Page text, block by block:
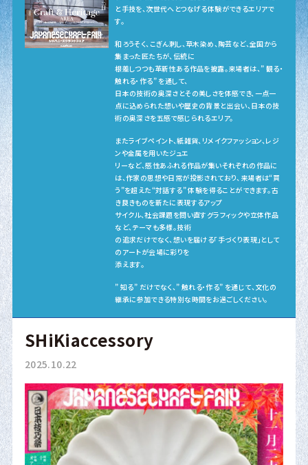
と手技を、次世代へとつなげる体験ができるエリアで
す。
和ろうそく、こぎん刺し、草木染め、陶芸など、全国から
集まった匠たちが、伝統に
根差しつつも革新性ある作品を披露。来場者は、” 観る・
触れる・作る” を通して、
日本の技術の奥深さとその美しさを体感でき、一点一
点に込められた想いや歴史の背景と出会い、日本の技
術の奥深さを五感で感じられるエリア。
またライブペイント、紙雑貨、リメイクファッション、レジ
ンや金属を用いたジュエ
リーなど、感性あふれる作品が集いそれぞれの作品に
は、作家の思想や日常が投影されており、来場者は“買
う”を超えた“対話する” 体験を得ることができます。古
き良きものを新たに表現するアップ
サイクル、社会課題を問い直すグラフィックや立体作品
など、テーマも多様。技術
の追求だけでなく、想いを届ける「手づくり表現」として
のアートが会場に彩りを
添えます。
” 知る” だけでなく、” 触れる・作る” を通じて、文化の
継承に参加できる特別な時間をお過ごしください。
SHiKiaccessory
2025.10.22